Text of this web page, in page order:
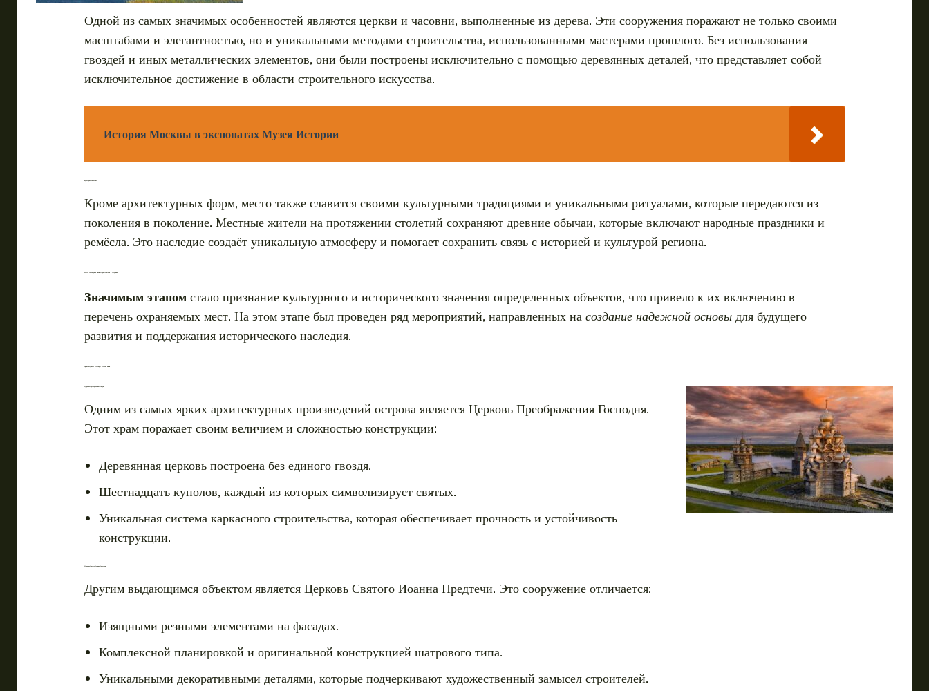
Одной из самых значимых особенностей являются церкви и часовни, выполненные из дерева. Эти сооружения поражают не только своими
масштабами и элегантностью, но и уникальными методами строительства, использованными мастерами прошлого. Без использования
гвоздей и иных металлических элементов, они были построены исключительно с помощью деревянных деталей, что представляет собой
исключительное достижение в области строительного искусства.
История Москвы в экспонатах Музея Истории
Культурное Значение
Кроме архитектурных форм, место также славится своими культурными традициями и уникальными ритуалами, которые передаются из
поколения в поколение. Местные жители на протяжении столетий сохраняют древние обычаи, которые включают народные праздники и
ремёсла. Это наследие создаёт уникальную атмосферу и помогает сохранить связь с историей и культурой региона.
Музей заповедник Кижи: Первые шаги к созданию
Значимым этапом стало признание культурного и исторического значения определенных объектов, что привело к их включению в
перечень охраняемых мест. На этом этапе был проведен ряд мероприятий, направленных на создание надежной основы для будущего
развития и поддержания исторического наследия.
Архитектурные шедевры острова Кижи
Церковь Преображения Господня
Одним из самых ярких архитектурных произведений острова является Церковь Преображения Господня.
Этот храм поражает своим величием и сложностью конструкции:
Деревянная церковь построена без единого гвоздя.
Шестнадцать куполов, каждый из которых символизирует святых.
Уникальная система каркасного строительства, которая обеспечивает прочность и устойчивость
конструкции.
Церковь Святого Иоанна Предтечи
Другим выдающимся объектом является Церковь Святого Иоанна Предтечи. Это сооружение отличается:
Изящными резными элементами на фасадах.
Комплексной планировкой и оригинальной конструкцией шатрового типа.
Уникальными декоративными деталями, которые подчеркивают художественный замысел строителей.